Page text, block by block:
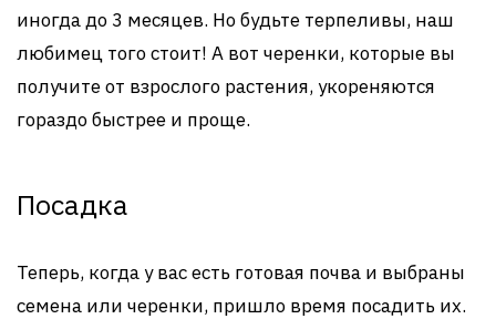
иногда до 3 месяцев. Но будьте терпеливы, наш
любимец того стоит! А вот черенки, которые вы
получите от взрослого растения, укореняются
гораздо быстрее и проще.
Посадка
Теперь, когда у вас есть готовая почва и выбраны
семена или черенки, пришло время посадить их.